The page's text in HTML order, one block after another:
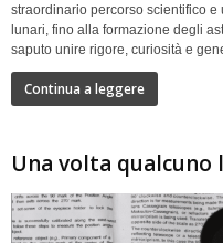
straordinario percorso scientifico
lunari, fino alla formazione degli
saputo unire rigore, curiosità e
Continua a leggere
Una volta qualcuno